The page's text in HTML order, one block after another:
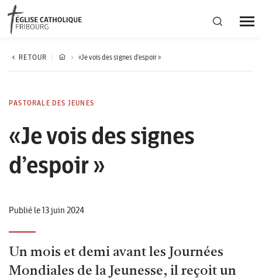
Région diocésaine
Agenda
Corporation cantonale
RETOUR «Je vois des signes d’espoir »
PASTORALE DES JEUNES
«Je vois des signes
d’espoir »
Publié le 13 juin 2024
Un mois et demi avant les Journées
Mondiales de la Jeunesse, il reçoit un